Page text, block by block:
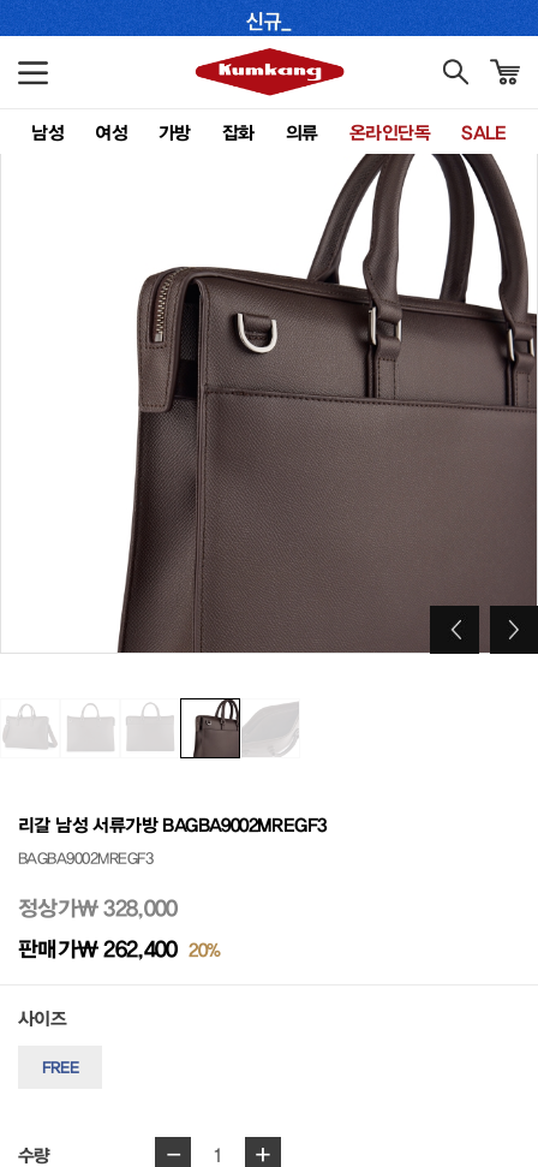
남성 여성 가방 잡화 의류 온라인단독 SALE
리갈 남성 서류가방 BAGBA9002MREGF3
BAGBA9002MREGF3
정상가₩ 328,000
판매가₩ 262,400 20%
사이즈
FREE
수량 - 1 +